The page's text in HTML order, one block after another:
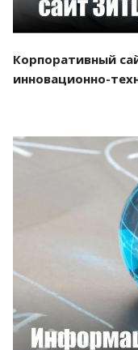
Корпоративный
инновационно-